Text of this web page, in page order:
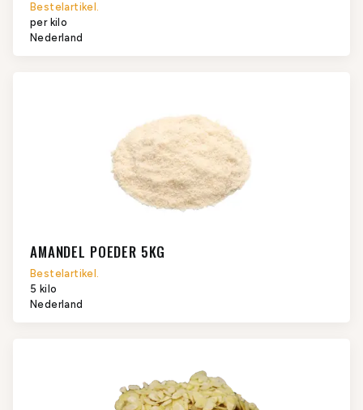
Bestelartikel.
per kilo
Nederland
AMANDEL POEDER 5KG
Bestelartikel.
5 kilo
Nederland